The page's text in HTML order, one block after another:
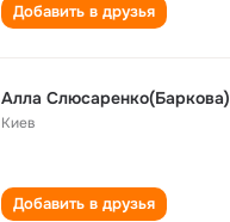
Добавить в друзья
Алла Слюсаренко(Баркова)
Киев
Добавить в друзья